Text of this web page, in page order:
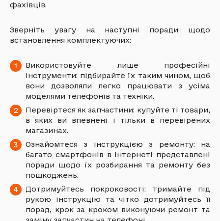
фахівців.
Зверніть увагу на наступні поради щодо
встановлення комплектуючих:
Використовуйте лише професійні
інструменти: підбирайте їх таким чином, щоб
вони дозволяли легко працювати з усіма
моделями телефонів та техніки.
Перевіртеся як запчастини: купуйте ті товари,
в яких ви впевнені і тільки в перевірених
магазинах.
Ознайомтеся з інструкцією з ремонту: на
багато смартфонів в Інтернеті представлені
поради щодо їх розбирання та ремонту без
пошкоджень.
Дотримуйтесь покроковості: тримайте під
рукою інструкцію та чітко дотримуйтесь її
порад, крок за кроком виконуючи ремонт та